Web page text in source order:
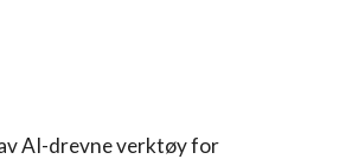
AI-drevne verktøy for